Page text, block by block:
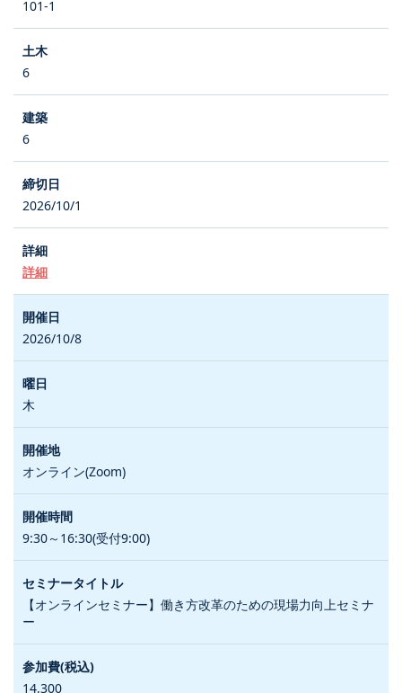
101-1
6
6
2026/10/1
詳細
2026/10/8
木
オンライン(Zoom)
9:30～16:30(受付9:00)
【オンラインセミナー】働き方改革のための現場力向上セミナ
ー
14,300